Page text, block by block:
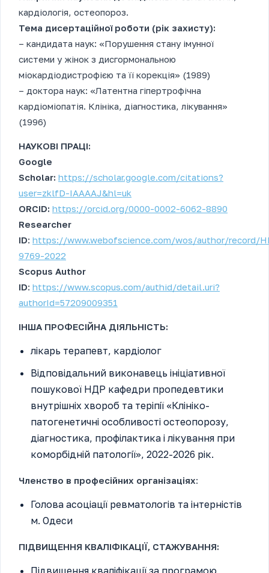
кардіологія, остеопороз.
Тема дисертаційної роботи (рік захисту):
– кандидата наук: «Порушення стану імунної
системи у жінок з дисгормональною
міокардіодистрофією та її корекція» (1989)
– доктора наук: «Латентна гіпертрофічна
кардіоміопатія. Клініка, діагностика, лікування»
(1996)
НАУКОВІ ПРАЦІ:
Google
Scholar: https://scholar.google.com/citations?
user=zklfD-IAAAAJ&hl=uk
ORCID: https://orcid.org/0000-0002-6062-8890
Researcher
ID: https://www.webofscience.com/wos/author/record/
9769-2022
Scopus Author
ID: https://www.scopus.com/authid/detail.uri?
authorId=57209009351
ІНША ПРОФЕСІЙНА ДІЯЛЬНІСТЬ:
лікарь терапевт, кардіолог
Відповідальний виконавець ініціативної
пошукової НДР кафедри пропедевтики
внутрішніх хвороб та теріпії «Клініко-
патогенетичні особливості остеопорозу,
діагностика, профілактика і лікування при
коморбідній патології», 2022-2026 рік.
Членство в професійних організаціях:
Голова асоціації ревматологів та інтерністів
м. Одеси
ПІДВИЩЕННЯ КВАЛІФІКАЦІЇ, СТАЖУВАННЯ: